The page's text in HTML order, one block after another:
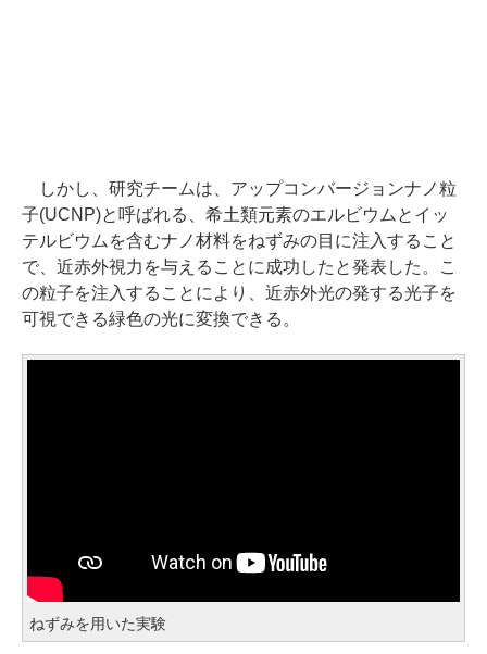
しかし、研究チームは、アップコンバージョンナノ粒
子(UCNP)と呼ばれる、希土類元素のエルビウムとイッ
テルビウムを含むナノ材料をねずみの目に注入すること
で、近赤外視力を与えることに成功したと発表した。こ
の粒子を注入することにより、近赤外光の発する光子を
可視できる緑色の光に変換できる。
ねずみを用いた実験